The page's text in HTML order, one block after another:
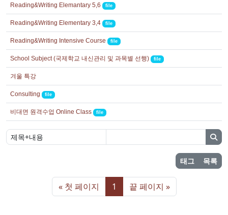
Reading&Writing Elemantary 5,6 file
Reading&Writing Elementary 3,4 file
Reading&Writing Intensive Course file
School Subject (국제학교 내신관리 및 과목별 선행) file
겨울 특강
Consulting file
비대면 원격수업 Online Class file
태그 목록
« 첫 페이지 1 끝 페이지 »